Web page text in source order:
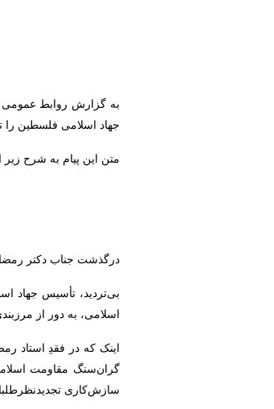
به گزارش روابط عمومی
جهاد اسلامی فلسطین
متن این پیام به شرح
درگذشت جناب دکتر
بی‌تردید، تأسيس جهاد
اسلامی، به دور از
اینک که در فقدِ استاد
گران‌سنگ مقاومت
سازش‌کاری